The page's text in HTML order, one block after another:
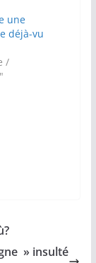
une
déjà-vu
/
» insulté